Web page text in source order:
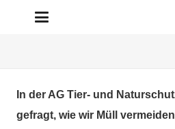
In der AG Tier- und
gefragt, wie wir Müll